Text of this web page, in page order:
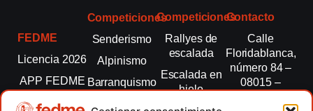
FEDME
Licencia 2026
APP FEDME
Transparencia
Competiciones
Senderismo
Alpinismo
Barranquismo
Competiciones
Rallyes de
escalada
Escalada en
hielo
Contacto
Calle
Floridablanca,
número 84 –
08015 –